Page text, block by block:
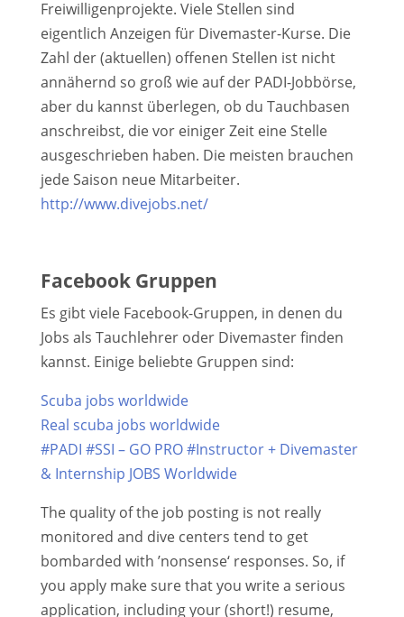
Freiwilligenprojekte. Viele Stellen sind
eigentlich Anzeigen für Divemaster-Kurse. Die
Zahl der (aktuellen) offenen Stellen ist nicht
annähernd so groß wie auf der PADI-Jobbörse,
aber du kannst überlegen, ob du Tauchbasen
anschreibst, die vor einiger Zeit eine Stelle
ausgeschrieben haben. Die meisten brauchen
jede Saison neue Mitarbeiter.
http://www.divejobs.net/
Facebook Gruppen
Es gibt viele Facebook-Gruppen, in denen du
Jobs als Tauchlehrer oder Divemaster finden
kannst. Einige beliebte Gruppen sind:
Scuba jobs worldwide
Real scuba jobs worldwide
#PADI #SSI – GO PRO #Instructor + Divemaster
& Internship JOBS Worldwide
The quality of the job posting is not really
monitored and dive centers tend to get
bombarded with ’nonsense‘ responses. So, if
you apply make sure that you write a serious
application, including your (short!) resume,